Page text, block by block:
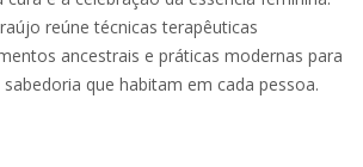
reúne técnicas terapêuticas
ancestrais e práticas modernas para
que habitam em cada pessoa.